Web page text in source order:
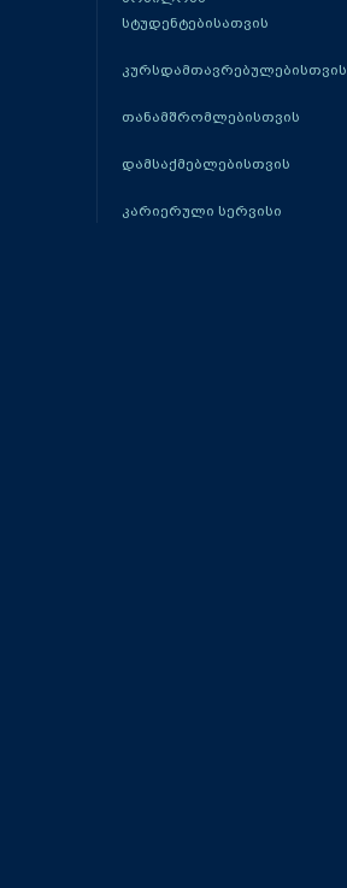
სტუდენტებისათვის
კურსდამთავრებულებისთვის
თანამშრომლებისთვის
დამსაქმებლებისთვის
კარიერული სერვისი